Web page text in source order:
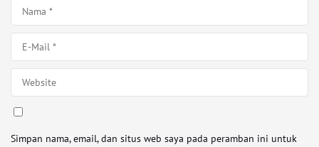
Simpan nama, email, dan situs web saya pada peramban ini untuk